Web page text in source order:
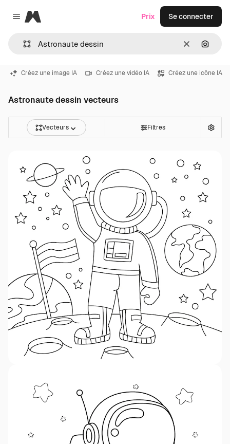
Close menu
Magnific
Effacer
Prix Se connecter
Créez une image IA Créez une vidéo IA Créez une icône IA
Astronaute dessin vecteurs
Vecteurs Filtres